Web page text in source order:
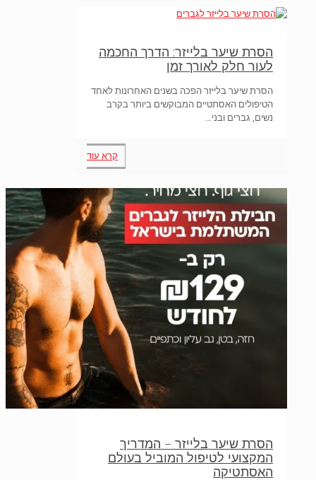
הסרת שיער בלייזר: הדרך החכמה
לעור חלק לאורך זמן
הסרת שיער בלייזר הפכה בשנים האחרונות לאחד
הטיפולים האסתטיים המבוקשים ביותר בקרב
נשים, גברים ובני…
קרא עוד
הסרת שיער בלייזר – המדריך
המקצועי לטיפול המוביל בעולם
האסתטיקה